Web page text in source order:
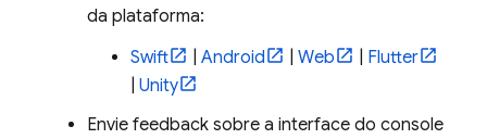
da plataforma:
Swift
Android Web
Flutter
Unity
Envie feedback sobre a interface do console